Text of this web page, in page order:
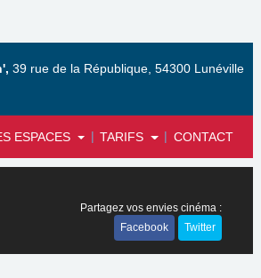
ESPACES | TARIFS | CONTACT
39 rue de la République, 54300 Lunéville
Partagez vos envies cinéma :
Facebook
Twitter